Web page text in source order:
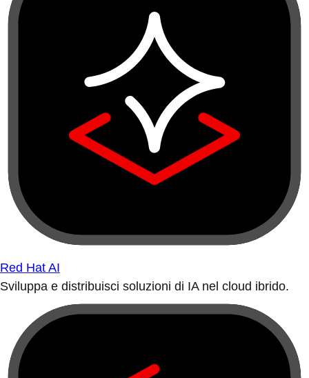
Red Hat AI
Sviluppa e distribuisci soluzioni di IA nel cloud ibrido.